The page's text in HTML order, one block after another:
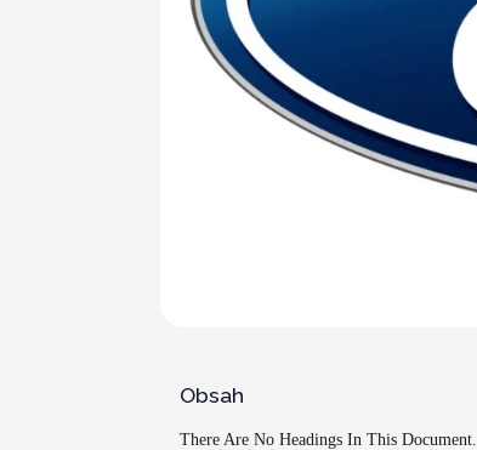
Obsah
There Are No Headings In This Document.